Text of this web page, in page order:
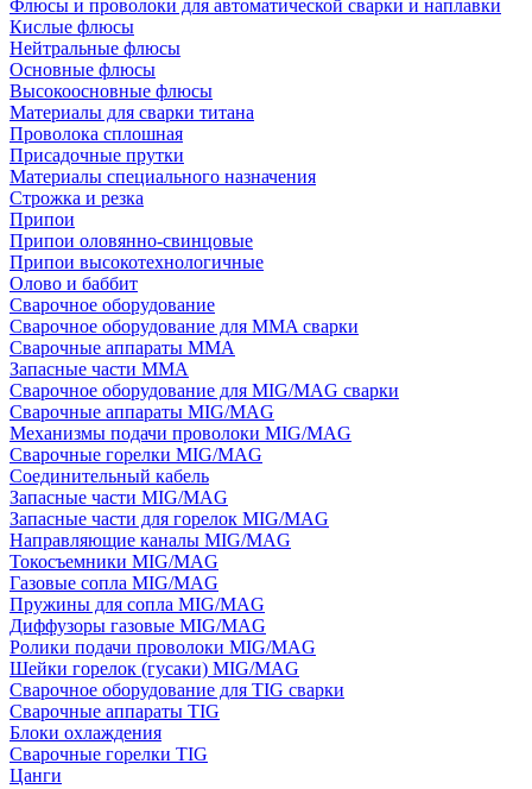
Флюсы и проволоки для автоматической сварки и наплавки
Кислые флюсы
Нейтральные флюсы
Основные флюсы
Высокоосновные флюсы
Материалы для сварки титана
Проволока сплошная
Присадочные прутки
Материалы специального назначения
Строжка и резка
Припои
Припои оловянно-свинцовые
Припои высокотехнологичные
Олово и баббит
Сварочное оборудование
Сварочное оборудование для MMA сварки
Сварочные аппараты MMA
Запасные части MMA
Сварочное оборудование для MIG/MAG сварки
Сварочные аппараты MIG/MAG
Механизмы подачи проволоки MIG/MAG
Сварочные горелки MIG/MAG
Соединительный кабель
Запасные части MIG/MAG
Запасные части для горелок MIG/MAG
Направляющие каналы MIG/MAG
Токосъемники MIG/MAG
Газовые сопла MIG/MAG
Пружины для сопла MIG/MAG
Диффузоры газовые MIG/MAG
Ролики подачи проволоки MIG/MAG
Шейки горелок (гусаки) MIG/MAG
Сварочное оборудование для TIG сварки
Сварочные аппараты TIG
Блоки охлаждения
Сварочные горелки TIG
Цанги